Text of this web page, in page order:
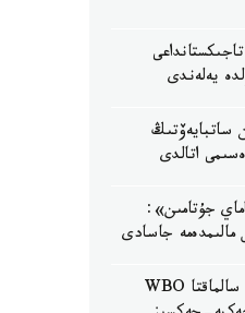
يەلەندى
ساتبايەۆتىڭ
اتالدى
جۇتامىن»:
مالىمدەمە جاسادى
جانىبەك ءالىمحان ۇلى جاڭا سالماقتا WBO